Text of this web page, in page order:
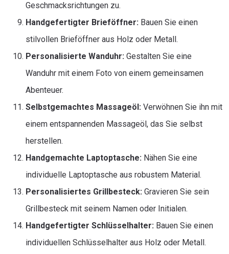
Geschmacksrichtungen zu.
Handgefertigter Brieföffner: Bauen Sie einen
stilvollen Brieföffner aus Holz oder Metall.
Personalisierte Wanduhr: Gestalten Sie eine
Wanduhr mit einem Foto von einem gemeinsamen
Abenteuer.
Selbstgemachtes Massageöl: Verwöhnen Sie ihn mit
einem entspannenden Massageöl, das Sie selbst
herstellen.
Handgemachte Laptoptasche: Nähen Sie eine
individuelle Laptoptasche aus robustem Material.
Personalisiertes Grillbesteck: Gravieren Sie sein
Grillbesteck mit seinem Namen oder Initialen.
Handgefertigter Schlüsselhalter: Bauen Sie einen
individuellen Schlüsselhalter aus Holz oder Metall.